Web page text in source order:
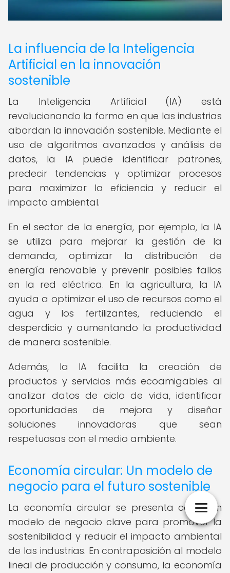
La influencia de la Inteligencia
Artificial en la innovación
sostenible
La Inteligencia Artificial (IA) está
revolucionando la forma en que las industrias
abordan la innovación sostenible. Mediante el
uso de algoritmos avanzados y análisis de
datos, la IA puede identificar patrones,
predecir tendencias y optimizar procesos
para maximizar la eficiencia y reducir el
impacto ambiental.
En el sector de la energía, por ejemplo, la IA
se utiliza para mejorar la gestión de la
demanda, optimizar la distribución de
energía renovable y prevenir posibles fallos
en la red eléctrica. En la agricultura, la IA
ayuda a optimizar el uso de recursos como el
agua y los fertilizantes, reduciendo el
desperdicio y aumentando la productividad
de manera sostenible.
Además, la IA facilita la creación de
productos y servicios más ecoamigables al
analizar datos de ciclo de vida, identificar
oportunidades de mejora y diseñar
soluciones innovadoras que sean
respetuosas con el medio ambiente.
Economía circular: Un modelo de
negocio para el futuro sostenible
La economía circular se presenta como un
modelo de negocio clave para promover la
sostenibilidad y reducir el impacto ambiental
de las industrias. En contraposición al modelo
lineal de producción y consumo, la economía